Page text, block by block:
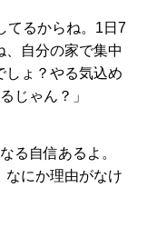
てるからね。1日7
、自分の家で集中
しょ？やる気込め
じゃん？」
る自信あるよ。
なにか理由がなけ